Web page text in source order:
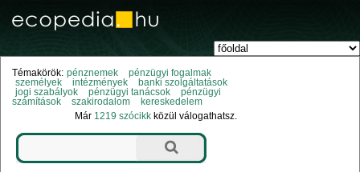
Témakörök: pénznemek
pénzügyi fogalmak
személyek
intézmények
banki szolgáltatások
jogi szabályok
pénzügyi tanácsok
pénzügyi
számítások
szakirodalom
kereskedelem
Már 1219 szócikk közül válogathatsz.